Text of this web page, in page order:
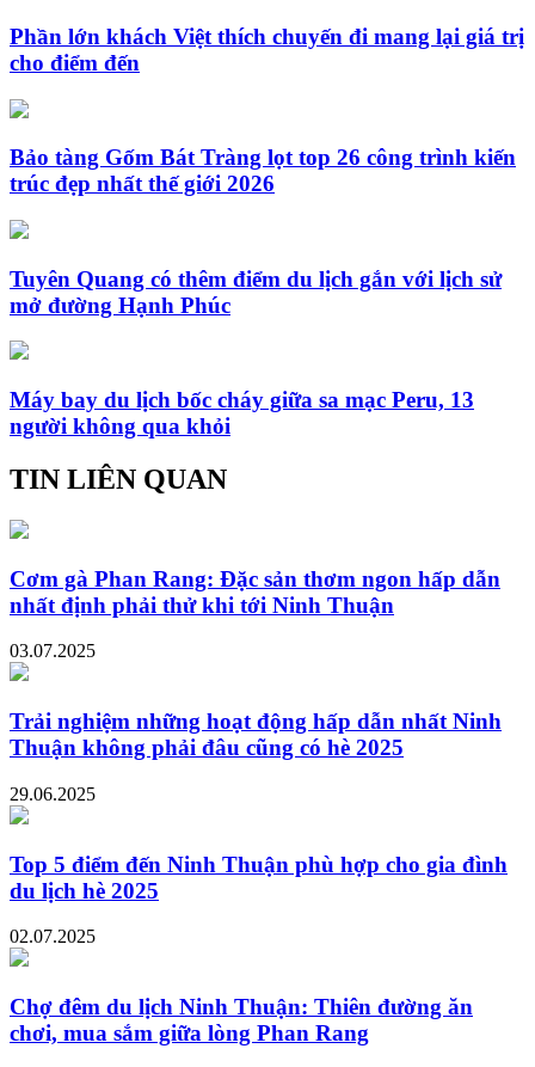
Phần lớn khách Việt thích chuyến đi mang lại giá trị
cho điểm đến
Bảo tàng Gốm Bát Tràng lọt top 26 công trình kiến
trúc đẹp nhất thế giới 2026
Tuyên Quang có thêm điểm du lịch gắn với lịch sử
mở đường Hạnh Phúc
Máy bay du lịch bốc cháy giữa sa mạc Peru, 13
người không qua khỏi
TIN LIÊN QUAN
Cơm gà Phan Rang: Đặc sản thơm ngon hấp dẫn
nhất định phải thử khi tới Ninh Thuận
03.07.2025
Trải nghiệm những hoạt động hấp dẫn nhất Ninh
Thuận không phải đâu cũng có hè 2025
29.06.2025
Top 5 điểm đến Ninh Thuận phù hợp cho gia đình
du lịch hè 2025
02.07.2025
Chợ đêm du lịch Ninh Thuận: Thiên đường ăn
chơi, mua sắm giữa lòng Phan Rang